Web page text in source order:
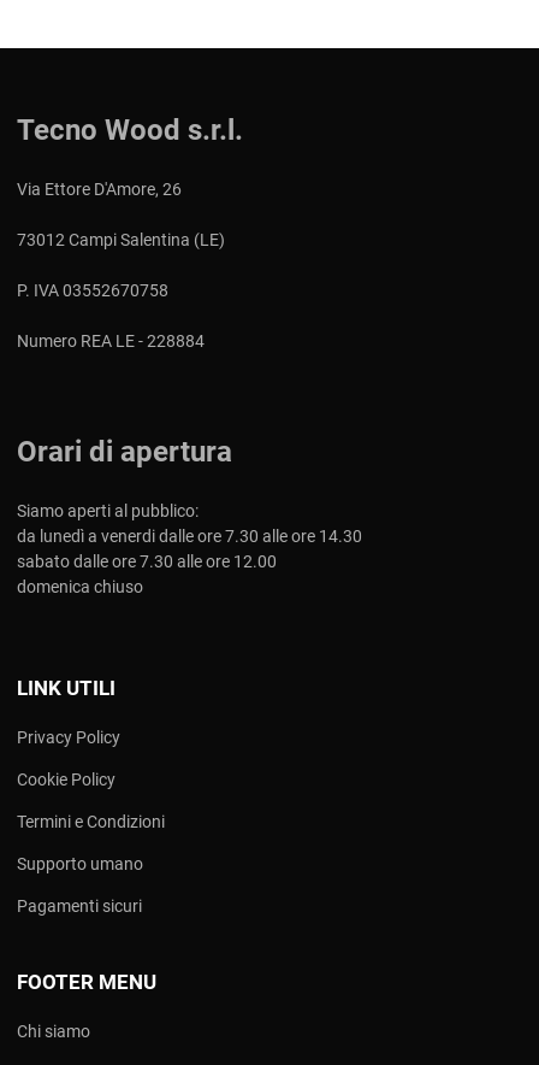
Tecno Wood s.r.l.
Via Ettore D'Amore, 26
73012 Campi Salentina (LE)
P. IVA 03552670758
Numero REA LE - 228884
Orari di apertura
Siamo aperti al pubblico:
da lunedì a venerdi dalle ore 7.30 alle ore 14.30
sabato dalle ore 7.30 alle ore 12.00
domenica chiuso
LINK UTILI
Privacy Policy
Cookie Policy
Termini e Condizioni
Supporto umano
Pagamenti sicuri
FOOTER MENU
Chi siamo